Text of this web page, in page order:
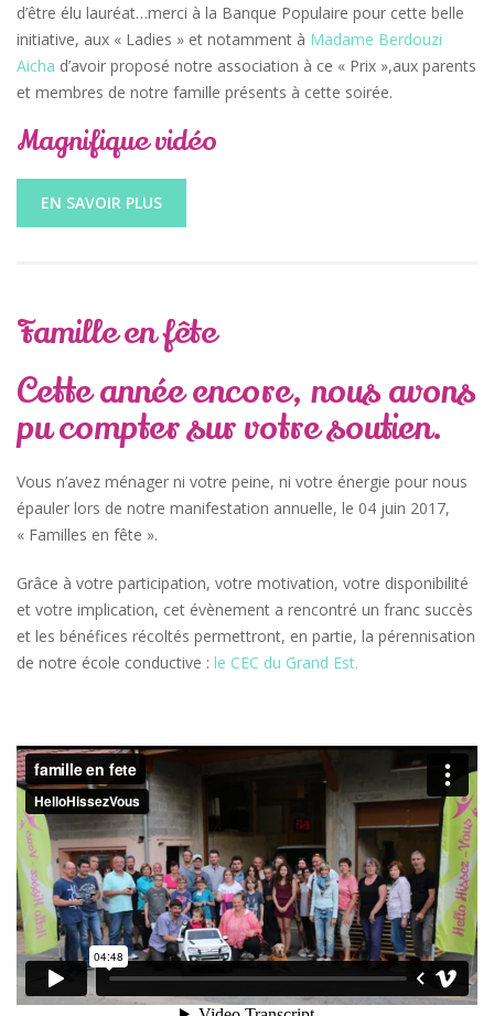
d’être élu lauréat…merci à la Banque Populaire pour cette belle
initiative, aux « Ladies » et notamment à Madame Berdouzi
Aicha d’avoir proposé notre association à ce « Prix »,aux parents
et membres de notre famille présents à cette soirée.
Magnifique vidéo
EN SAVOIR PLUS
Famille en fête
Cette année encore, nous avons
pu compter sur votre soutien.
Vous n’avez ménager ni votre peine, ni votre énergie pour nous
épauler lors de notre manifestation annuelle, le 04 juin 2017,
« Familles en fête ».
Grâce à votre participation, votre motivation, votre disponibilité
et votre implication, cet évènement a rencontré un franc succès
et les bénéfices récoltés permettront, en partie, la pérennisation
de notre école conductive : le CEC du Grand Est.